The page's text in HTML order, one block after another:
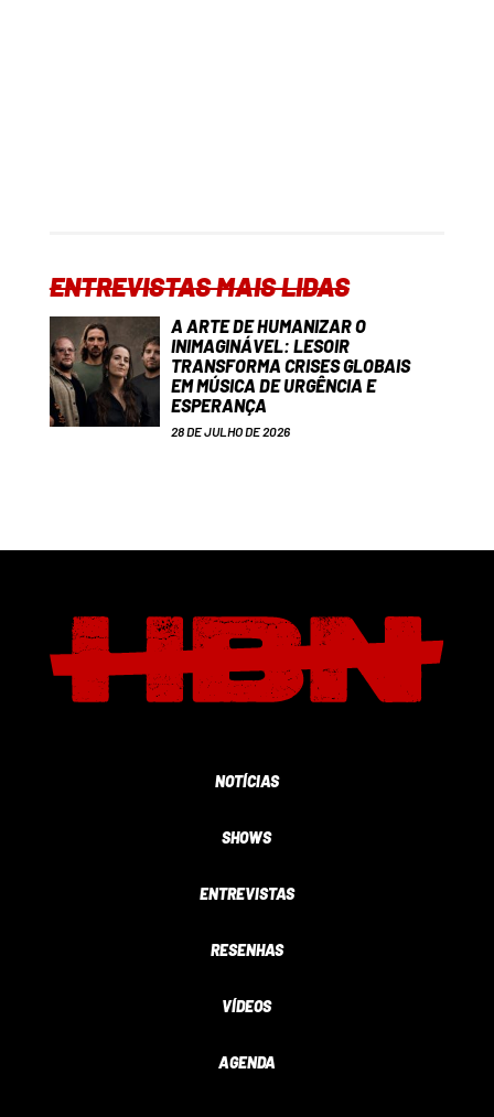
ENTREVISTAS MAIS LIDAS
A ARTE DE HUMANIZAR O
INIMAGINÁVEL: LESOIR
TRANSFORMA CRISES GLOBAIS
EM MÚSICA DE URGÊNCIA E
ESPERANÇA
28 DE JULHO DE 2026
NOTÍCIAS
SHOWS
ENTREVISTAS
RESENHAS
VÍDEOS
AGENDA